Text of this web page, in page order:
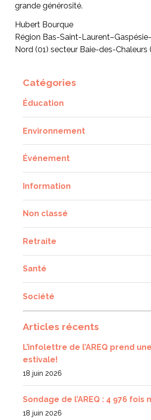
grande générosité.
Hubert Bourque
Région Bas-Saint-
Nord (01) secteur Baie-des-Chaleurs
Catégories
Éducation
Environnement
Événement
Information
Non classé
Retraite
Santé
Société
Articles récents
L’infolettre de l’AREQ prend
estivale!
18 juin 2026
Sondage de l’AREQ : 4 976 fois
18 juin 2026